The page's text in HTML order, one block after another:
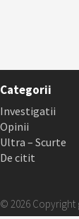
Categorii
Investigatii
Opinii
Ultra – Scurte
De citit
© 2026 Copyright